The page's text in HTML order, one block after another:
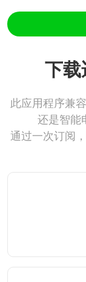
下
此应用程序兼
还是智能
通过一次订阅